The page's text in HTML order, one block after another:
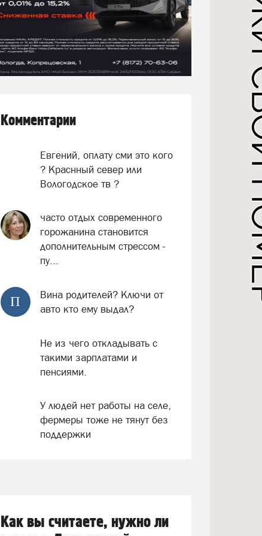
Комментарии
Евгений, оплату сми это кого
? Краснный север или
Вологодское тв ?
часто отдых современного
горожанина становится
дополнительным стрессом -
пу...
П
Вина родителей? Ключи от
авто кто ему выдал?
Не из чего откладывать с
такими зарплатами и
пенсиями.
У людей нет работы на селе,
фермеры тоже не тянут без
поддержки
Как вы считаете, нужно ли